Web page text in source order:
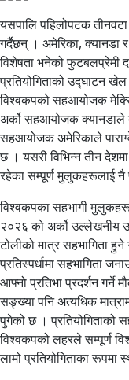
यसपालि पहिलोपटक
गर्दैछन् । अमेरिका, क्यानडा
विशेषता भनेको फुटबलप्रेमी
प्रतियोगिताको उद्घाटन
विश्वकपको सहआयोजक
अर्को सहआयोजक क्यानडाले
सहआयोजक अमेरिकाले
छ । यसरी विभिन्न तीन
रहेका सम्पूर्ण मुलुकहरूलाई नै
विश्वकपका सहभागी
२०२६ को अर्को उल्लेखनीय
टोलीको मात्र सहभागिता
प्रतिस्पर्धामा सहभागिता
आफ्नो प्रतिभा प्रदर्शन गर्ने
सङ्ख्या पनि अत्यधिक
पुगेको छ । प्रतियोगिताको
विश्वकपको लहरले सम्पूर्ण
लामो प्रतियोगिताका रूपमा